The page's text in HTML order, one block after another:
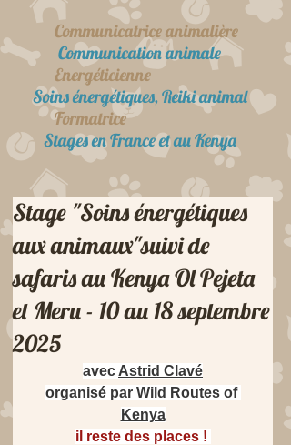
Communicatrice animalière
Communication animale
Energéticienne
Soins énergétiques, Reiki animal
Formatrice
Stages en France et au Kenya
Stage "Soins énergétiques
aux animaux"suivi de
safaris au Kenya Ol Pejeta
et Meru - 10 au 18 septembre
2025
avec Astrid Clavé
organisé par Wild Routes of
Kenya
il reste des places !